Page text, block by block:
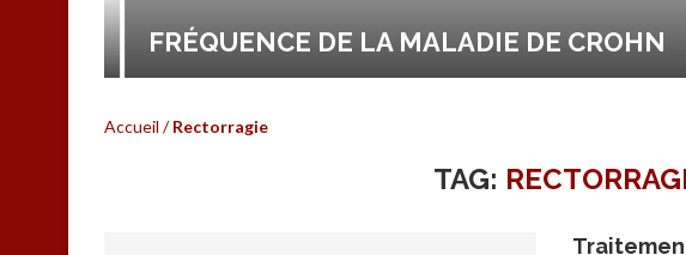
FRÉQUENCE DE LA MALADIE DE CROHN
Accueil /Rectorragie
TAG: